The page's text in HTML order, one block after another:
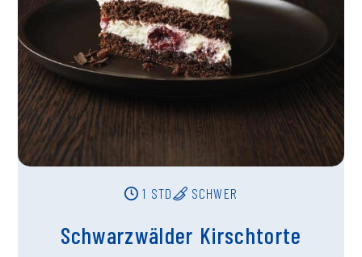
1 STD SCHWER
Schwarzwälder Kirschtorte